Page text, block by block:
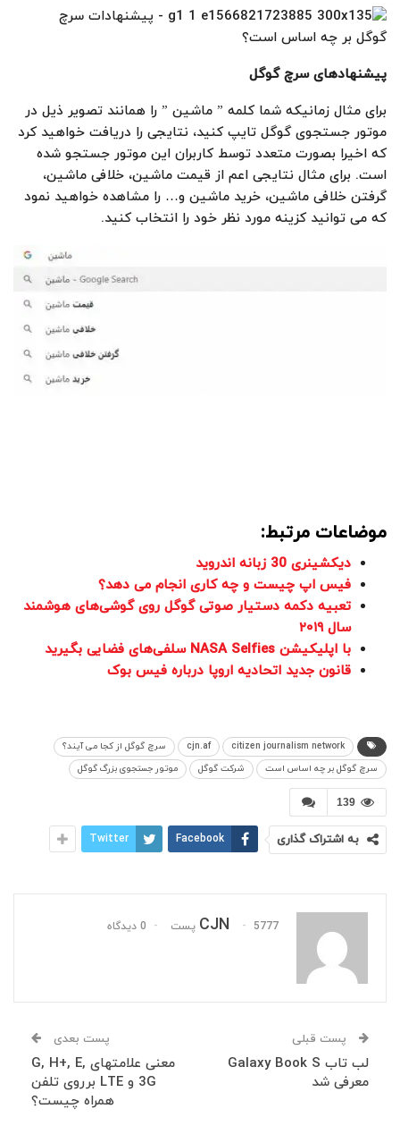
پیشنهادهای سرچ گوگل
برای مثال زمانیکه شما کلمه ” ماشین ” را همانند تصویر ذیل در
موتور جستجوی گوگل تایپ کنید، نتایجی را دریافت خواهید کرد
که اخیرا بصورت متعدد توسط کاربران این موتور جستجو شده
است. برای مثال نتایجی اعم از قیمت ماشین، خلافی ماشین،
گرفتن خلافی ماشین، خرید ماشین و… را مشاهده خواهید نمود
که می توانید کزینه مورد نظر خود را انتخاب کنید.
موضاعات مرتبط:
دیکشینری 30 زبانه اندروید
فیس اپ چیست و چه کاری انجام می دهد؟
تعبیه دکمه دستیار صوتی گوگل روی گوشی‌های هوشمند
سال ۲۰۱۹
با اپلیکیشن NASA Selfies سلفی‌های فضایی بگیرید
قانون جدید اتحادیه اروپا درباره فیس بوک
citizen journalism network
cjn.af
سرچ گوگل از کجا می آیند؟
سرچ گوگل بر چه اساس است
شرکت گوگل موتور جستجوی بزرگ گوگل
139
به اشتراک گذاری Facebook
Twitter
CJN 5777 پست 0 دیدگاه
پست قبلی
لب تاب Galaxy Book S
معرفی شد
پست بعدی
معنی علامتهای G, H+, E,
3G و LTE برروی تلفن
همراه چیست؟